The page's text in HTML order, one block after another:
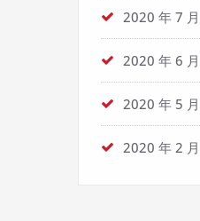
2020 年 7 月
2020 年 6 月
2020 年 5 月
2020 年 2 月